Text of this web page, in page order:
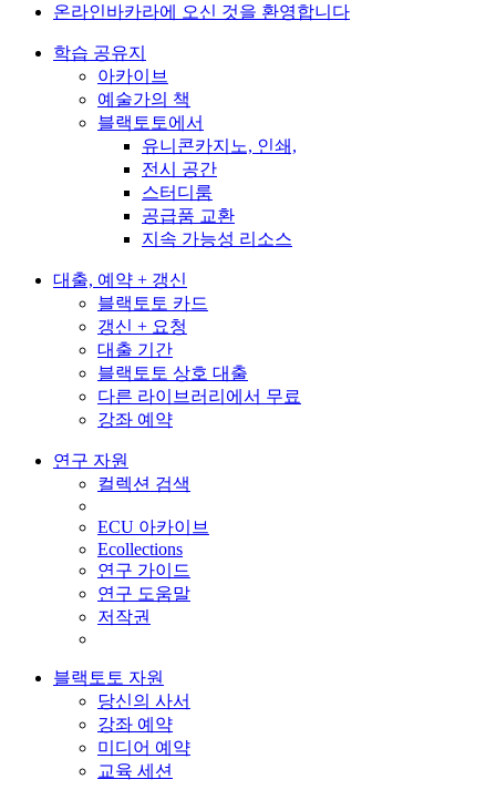
온라인바카라에 오신 것을 환영합니다
학습 공유지
아카이브
예술가의 책
블랙토토에서
유니콘카지노, 인쇄,
전시 공간
스터디룸
공급품 교환
지속 가능성 리소스
대출, 예약 + 갱신
블랙토토 카드
갱신 + 요청
대출 기간
블랙토토 상호 대출
다른 라이브러리에서 무료
강좌 예약
연구 자원
컬렉션 검색
ECU 아카이브
Ecollections
연구 가이드
연구 도움말
저작권
블랙토토 자원
당신의 사서
강좌 예약
미디어 예약
교육 세션